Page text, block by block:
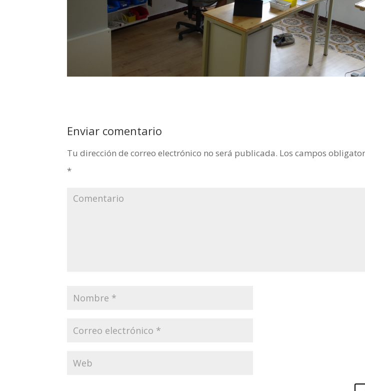
Enviar comentario
Tu dirección de correo electrónico no será publicada. Los campos
*